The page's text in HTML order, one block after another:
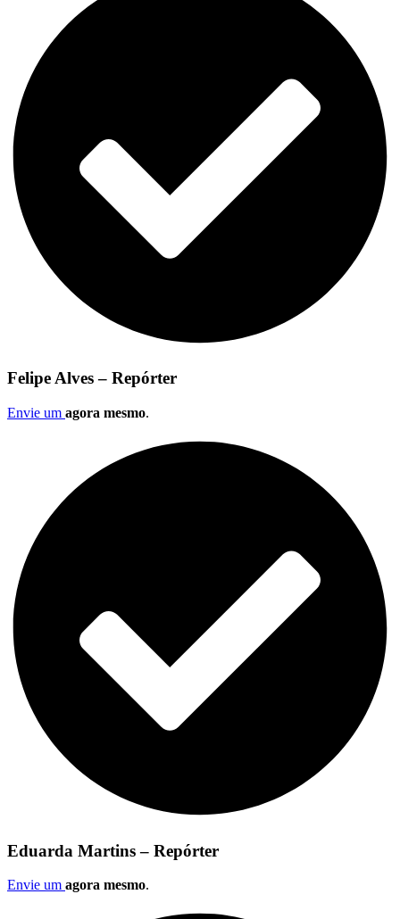
Felipe Alves – Repórter
Envie um agora mesmo.
Eduarda Martins – Repórter
Envie um agora mesmo.